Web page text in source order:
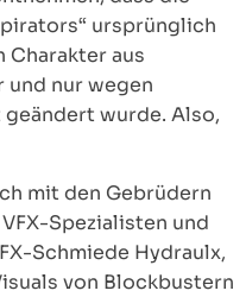
ursprünglich
Charakter aus
und nur wegen
wurde. Also,
mit den Gebrüdern
Spezialisten und
Schmiede Hydraulx,
von Blockbustern